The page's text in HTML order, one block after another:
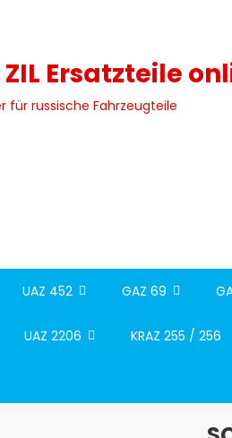
ZIL Ersatzteile
für russische Fahrzeugteile
UAZ 452 GAZ 69
UAZ 2206 KRAZ 255 / 256